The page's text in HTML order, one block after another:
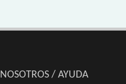
NOSOTROS / AYUDA